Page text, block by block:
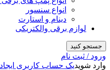
انواع سنسور
دینام و استارت
لوازم برقی والکتریکی
جستجو کنید
ورود / ثبت نام
وارد شویدیک حساب کاربری ایجاد